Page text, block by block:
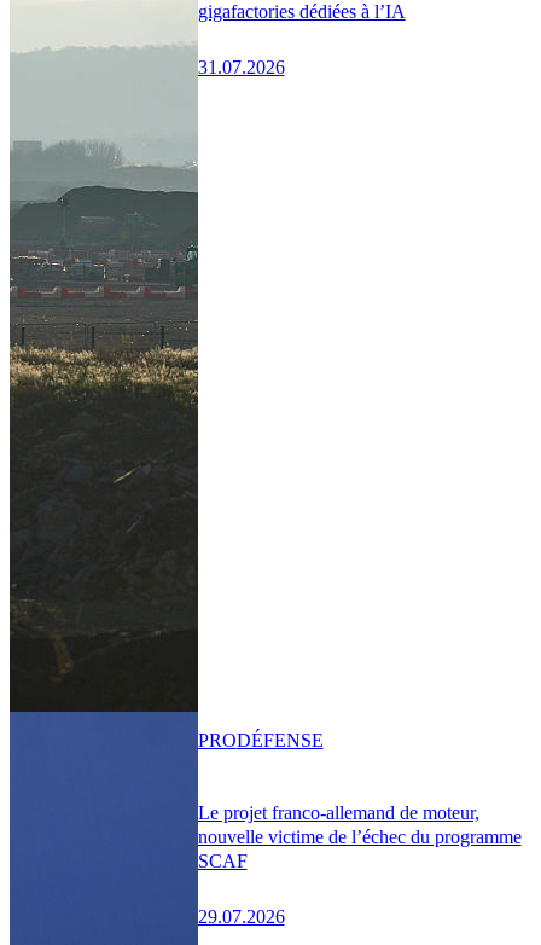
gigafactories dédiées à l’IA
31.07.2026
Le projet franco-allemand de moteur,
nouvelle victime de l’échec du programme
SCAF
29.07.2026
PRODÉFENSE